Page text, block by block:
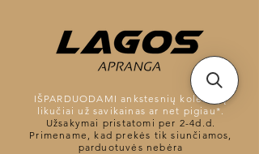
IŠPARDUODAMI ankstesnių kolekcijų
likučiai už savikainas ar net pigiau*.
Užsakymai pristatomi per 2-4d.d.
Primename, kad prekės tik siunčiamos,
parduotuvės nebėra